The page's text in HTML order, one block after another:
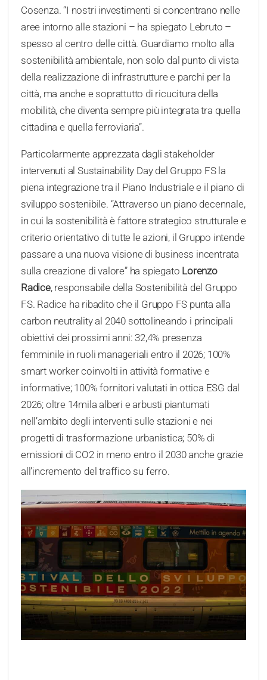
Cosenza. “I nostri investimenti si concentrano nelle
aree intorno alle stazioni – ha spiegato Lebruto –
spesso al centro delle città. Guardiamo molto alla
sostenibilità ambientale, non solo dal punto di vista
della realizzazione di infrastrutture e parchi per la
città, ma anche e soprattutto di ricucitura della
mobilità, che diventa sempre più integrata tra quella
cittadina e quella ferroviaria”.
Particolarmente apprezzata dagli stakeholder
intervenuti al Sustainability Day del Gruppo FS la
piena integrazione tra il Piano Industriale e il piano di
sviluppo sostenibile. “Attraverso un piano decennale,
in cui la sostenibilità è fattore strategico strutturale e
criterio orientativo di tutte le azioni, il Gruppo intende
passare a una nuova visione di business incentrata
sulla creazione di valore” ha spiegato Lorenzo
Radice, responsabile della Sostenibilità del Gruppo
FS. Radice ha ribadito che il Gruppo FS punta alla
carbon neutrality al 2040 sottolineando i principali
obiettivi dei prossimi anni: 32,4% presenza
femminile in ruoli manageriali entro il 2026; 100%
smart worker coinvolti in attività formative e
informative; 100% fornitori valutati in ottica ESG dal
2026; oltre 14mila alberi e arbusti piantumati
nell’ambito degli interventi sulle stazioni e nei
progetti di trasformazione urbanistica; 50% di
emissioni di CO2 in meno entro il 2030 anche grazie
all’incremento del traffico su ferro.